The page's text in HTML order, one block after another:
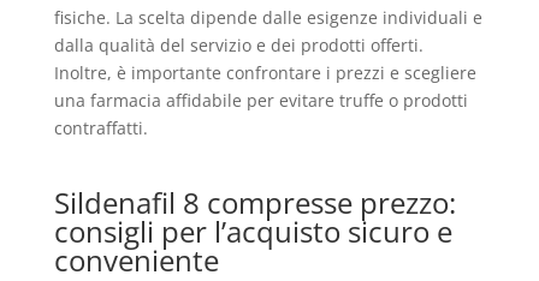
fisiche. La scelta dipende dalle esigenze individuali e
dalla qualità del servizio e dei prodotti offerti.
Inoltre, è importante confrontare i prezzi e scegliere
una farmacia affidabile per evitare truffe o prodotti
contraffatti.
Sildenafil 8 compresse prezzo:
consigli per l’acquisto sicuro e
conveniente